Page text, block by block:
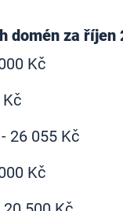
domén za říjen
Kč
Kč
26 055 Kč
Kč